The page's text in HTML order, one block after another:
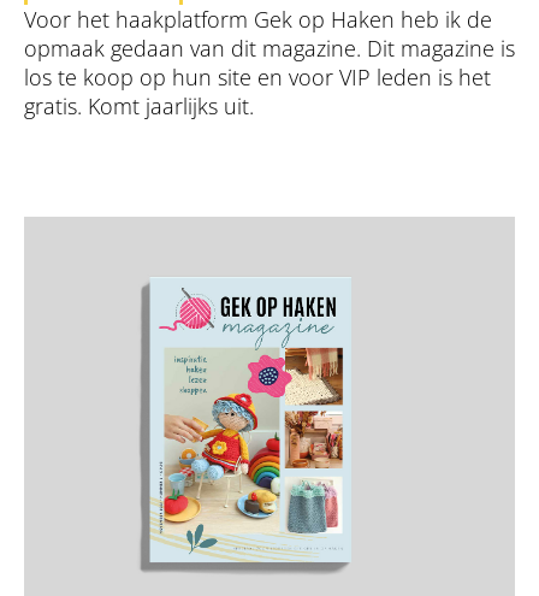
Voor het haakplatform Gek op Haken heb ik de
opmaak gedaan van dit magazine. Dit magazine is
los te koop op hun site en voor VIP leden is het
gratis. Komt jaarlijks uit.